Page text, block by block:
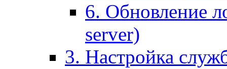
6. Обновление
server)
3. Настройка